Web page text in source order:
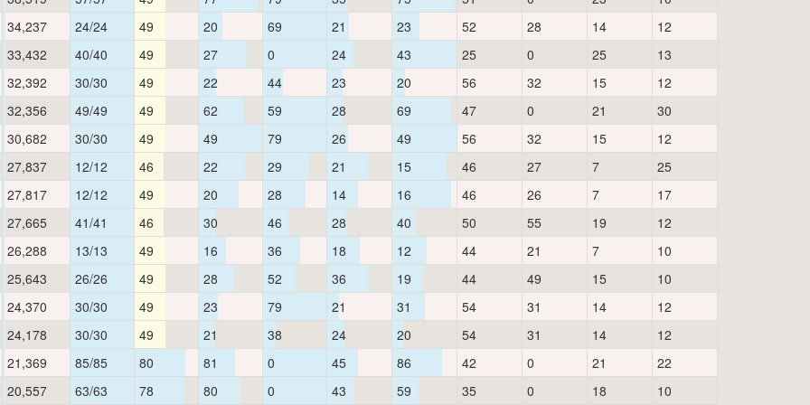
34,237
24/24 49 20 69 21 23 52 28 14
12
33,432
40/40 49 27 0 24 43 25 0 25
13
32,392
30/30 49 22 44 23 20 56 32 15
12
32,356
49/49 49 62 59 28 69 47 0 21
30
30,682
30/30 49 49 79 26 49 56 32 15
12
27,837
12/12 46 22 29 21 15 46 27 7
25
27,817
12/12 49 20 28 14 16 46 26 7
17
27,665
41/41 46 30 46 28 40 50 55 19
12
26,288
13/13 49 16 36 18 12 44 21 7
10
25,643
26/26 49 28 52 36 19 44 49 15
10
24,370
30/30 49 23 79 21 31 54 31 14
12
24,178
30/30 49 21 38 24 20 54 31 14
12
21,369
85/85 80 81 0 45 86 42 0 21
22
20,557
63/63 78 80 0 43 59 35 0 18 10